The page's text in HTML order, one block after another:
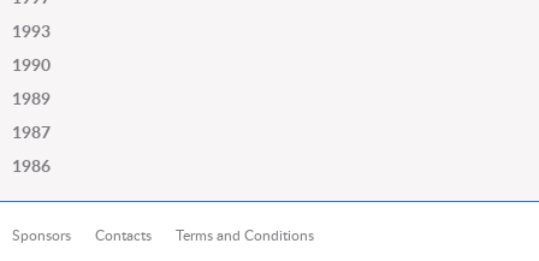
1993
1990
1989
1987
1986
Sponsors Contacts Terms and Conditions